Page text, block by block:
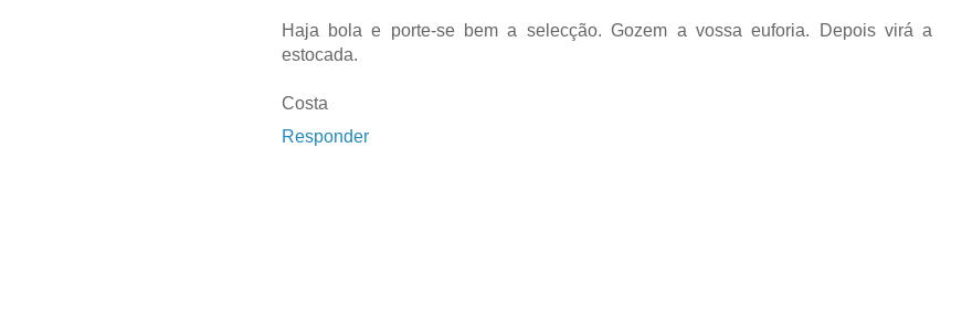
Haja bola e porte-se bem a selecção. Gozem a vossa euforia. Depois virá a
estocada.
Costa
Responder